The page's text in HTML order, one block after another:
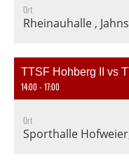
Ort
Rheinauhalle ,
TTSF Hohberg II vs
14:00 - 17:00
Ort
Sporthalle